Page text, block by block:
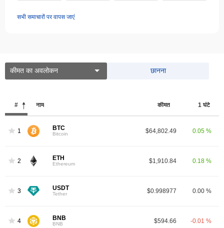
सभी समाचारों पर वापस जाएं
कीमत का अवलोकन छानना
# नाम कीमत 1 घंटे
1 BTC
Bitcoin $64,802.49 0.05 %
2 ETH
Ethereum $1,910.84 0.18 %
3 USDT
Tether $0.998977 0.00 %
4 BNB
BNB $594.66 -0.01 %